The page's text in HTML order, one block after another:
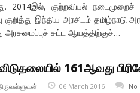
2014இல், குற்றவியல்
குறித்து இந்திய அரசிடம்
அரசமைப்புச் சட்ட ஆயத்திற்குச்…
161ஆவது
06 March 2016 No